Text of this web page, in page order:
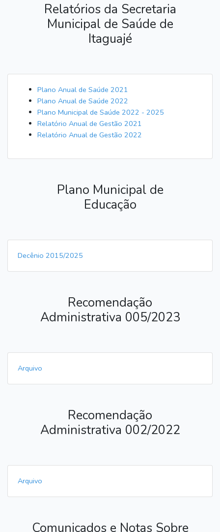
Relatórios da Secretaria
Municipal de Saúde de
Itaguajé
Plano Anual de Saúde 2021
Plano Anual de Saúde 2022
Plano Municipal de Saúde 2022 - 2025
Relatório Anual de Gestão 2021
Relatório Anual de Gestão 2022
Plano Municipal de
Educação
Decênio 2015/2025
Recomendação
Administrativa 005/2023
Arquivo
Recomendação
Administrativa 002/2022
Arquivo
Comunicados e Notas Sobre